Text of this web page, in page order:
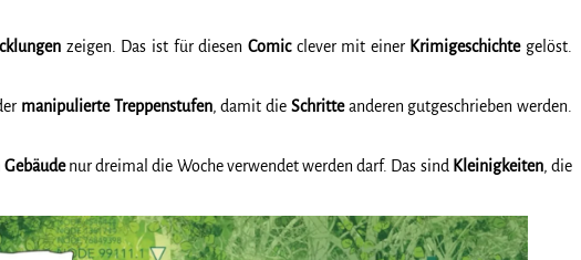
zeigen. Das ist für diesen Comicclever mit einer Krimigeschichtegelöst.
manipulierte Treppenstufen, damit die Schritteanderen gutgeschrieben werden.
Gebäudenur dreimal die Woche verwendet werden darf. Das sind Kleinigkeiten, die